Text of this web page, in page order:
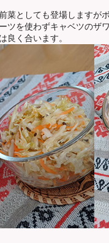
菜としても登場しますが
ツを使わずキャベツのザ
良く合います。